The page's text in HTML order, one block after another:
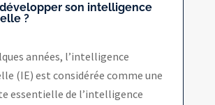
son intelligence
?
années, l’intelligence
(IE) est considérée comme une
essentielle de l’intelligence